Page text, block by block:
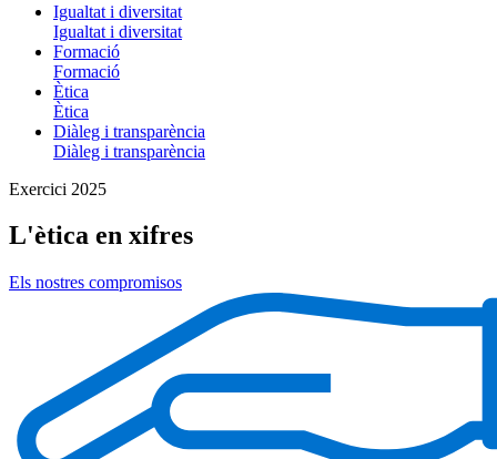
Igualtat i diversitat
Igualtat i diversitat
Formació
Formació
Ètica
Ètica
Diàleg i transparència
Diàleg i transparència
Exercici 2025
L'ètica en xifres
Els nostres compromisos